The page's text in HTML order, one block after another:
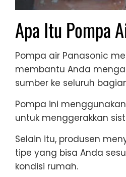
Apa Itu Pompa
Pompa air Panasonic
membantu Anda
sumber ke seluruh
Pompa ini
untuk menggerakkan
Selain itu, produsen
tipe yang bisa Anda
kondisi rumah.